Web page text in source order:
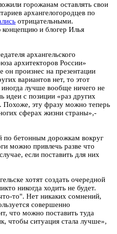
горожанам оставлять свои
архангелогородцев по
отрицательными.
и блогер Илья
архангельского
архитекторов России»
произнес на презентации
вариантов нет, то этот
лучше вообще ничего не
идеи с позиции «раз других
Похоже, эту фразу можно теперь
сферах жизни страны»,-
по бетонным дорожкам вокруг
можно привлечь разве что
если поставить для них
хотят создать очередной
никогда ходить не будет.
то". Нет никаких сомнений,
совершенно
что можно поставить туда
чтобы ситуация стала лучше»,